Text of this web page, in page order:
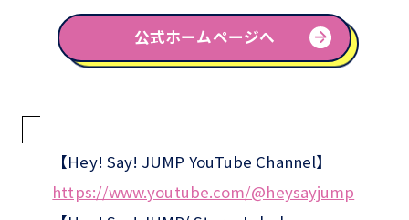
公式ホームページへ
【Hey! Say! JUMP YouTube Channel】
https://www.youtube.com/@heysayjump